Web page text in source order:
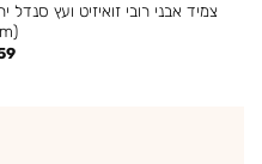
צמיד אבני רובי זואיזיט ועץ
(8mm)